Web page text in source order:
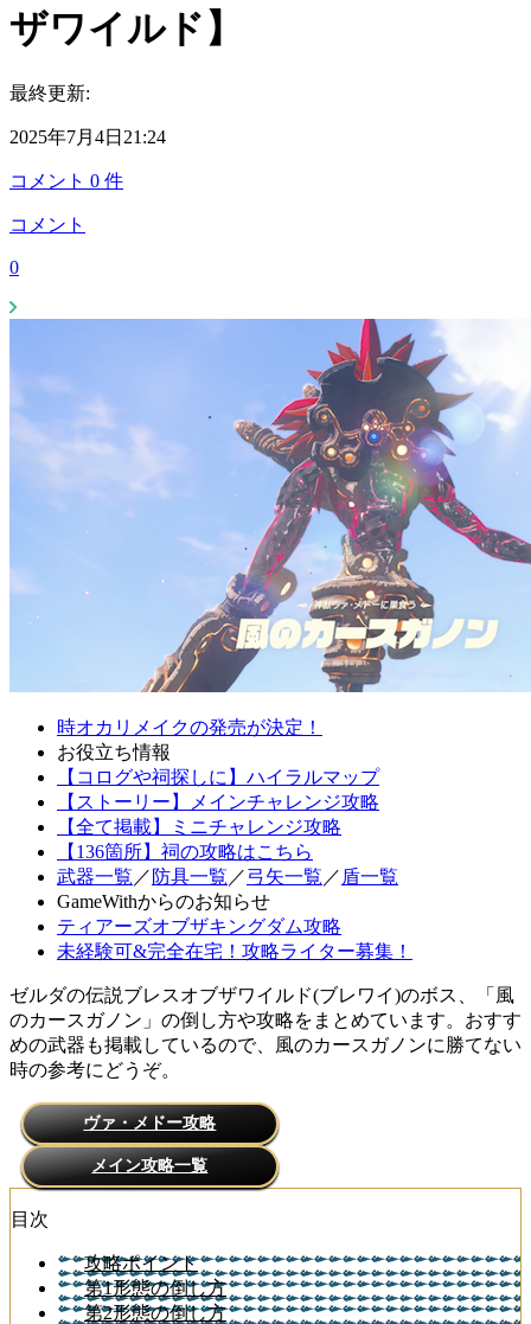
ザワイルド】
最終更新:
2025年7月4日21:24
コメント 0 件
コメント
0
時オカリメイクの発売が決定！
お役立ち情報
【コログや祠探しに】ハイラルマップ
【ストーリー】メインチャレンジ攻略
【全て掲載】ミニチャレンジ攻略
【136箇所】祠の攻略はこちら
武器一覧 ／ 防具一覧 ／弓矢一覧 ／ 盾一覧
GameWithからのお知らせ
ティアーズオブザキングダム攻略
未経験可&完全在宅！攻略ライター募集！
ゼルダの伝説ブレスオブザワイルド(ブレワイ)のボス、「風
のカースガノン」の倒し方や攻略をまとめています。おすす
めの武器も掲載しているので、風のカースガノンに勝てない
時の参考にどうぞ。
ヴァ・メドー攻略
メイン攻略一覧
目次
攻略ポイント
第1形態の倒し方
第2形態の倒し方